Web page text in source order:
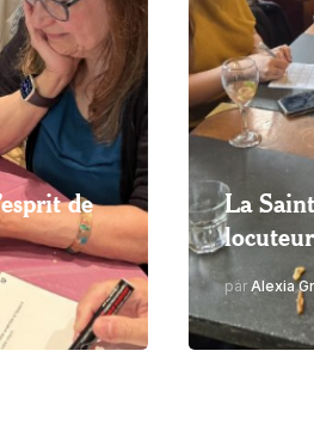
Jean rassemble les
francophones de Détroit
Grousson